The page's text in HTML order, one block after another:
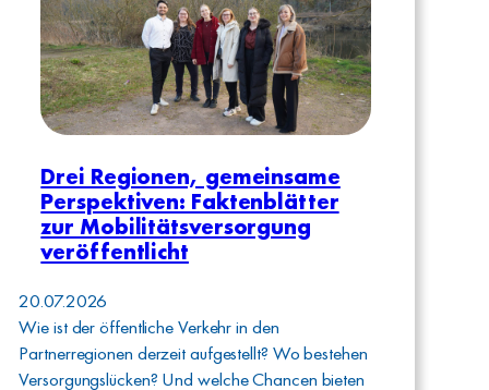
Drei Regionen, gemeinsame
Perspektiven: Faktenblätter
zur Mobilitätsversorgung
veröffentlicht
20.07.2026
Wie ist der öffentliche Verkehr in den
Partnerregionen derzeit aufgestellt? Wo bestehen
Versorgungslücken? Und welche Chancen bieten